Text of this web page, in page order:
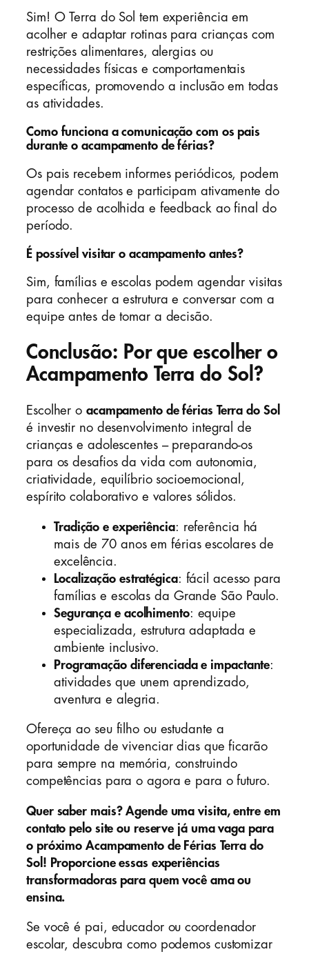
Sim! O Terra do Sol tem experiência em
acolher e adaptar rotinas para crianças com
restrições alimentares, alergias ou
necessidades físicas e comportamentais
específicas, promovendo a inclusão em todas
as atividades.
Como funciona a comunicação com os pais
durante o acampamento de férias?
Os pais recebem informes periódicos, podem
agendar contatos e participam ativamente do
processo de acolhida e feedback ao final do
período.
É possível visitar o acampamento antes?
Sim, famílias e escolas podem agendar visitas
para conhecer a estrutura e conversar com a
equipe antes de tomar a decisão.
Conclusão: Por que escolher o
Acampamento Terra do Sol?
Escolher o acampamento de férias Terra do Sol
é investir no desenvolvimento integral de
crianças e adolescentes – preparando-os
para os desafios da vida com autonomia,
criatividade, equilíbrio socioemocional,
espírito colaborativo e valores sólidos.
Tradição e experiência: referência há
mais de 70 anos em férias escolares de
excelência.
Localização estratégica: fácil acesso para
famílias e escolas da Grande São Paulo.
Segurança e acolhimento: equipe
especializada, estrutura adaptada e
ambiente inclusivo.
Programação diferenciada e impactante:
atividades que unem aprendizado,
aventura e alegria.
Ofereça ao seu filho ou estudante a
oportunidade de vivenciar dias que ficarão
para sempre na memória, construindo
competências para o agora e para o futuro.
Quer saber mais? Agende uma visita, entre em
contato pelo site ou reserve já uma vaga para
o próximo Acampamento de Férias Terra do
Sol! Proporcione essas experiências
transformadoras para quem você ama ou
ensina.
Se você é pai, educador ou coordenador
escolar, descubra como podemos customizar